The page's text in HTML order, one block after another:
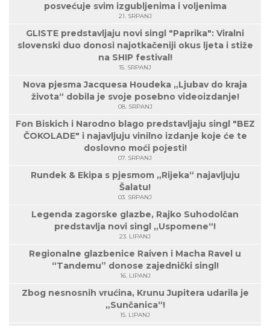
posvećuje svim izgubljenima i voljenima
21. SRPANJ
GLISTE predstavljaju novi singl "Paprika": Viralni
slovenski duo donosi najotkačeniji okus ljeta i stiže
na SHIP festival!
15. SRPANJ
Nova pjesma Jacquesa Houdeka „Ljubav do kraja
života“ dobila je svoje posebno videoizdanje!
08. SRPANJ
Fon Biskich i Narodno blago predstavljaju singl "BEZ
ČOKOLADE" i najavljuju vinilno izdanje koje će te
doslovno moći pojesti!
07. SRPANJ
Rundek & Ekipa s pjesmom „Rijeka“ najavljuju
Šalatu!
03. SRPANJ
Legenda zagorske glazbe, Rajko Suhodolčan
predstavlja novi singl „Uspomene“!
23. LIPANJ
Regionalne glazbenice Raiven i Macha Ravel u
“Tandemu” donose zajednički singl!
16. LIPANJ
Zbog nesnosnih vrućina, Krunu Jupitera udarila je
„Sunčanica“!
15. LIPANJ